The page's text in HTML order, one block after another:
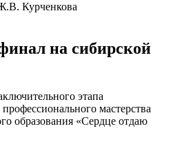
Курченкова
на сибирской
этапа
мастерства
образования «Сердце отдаю